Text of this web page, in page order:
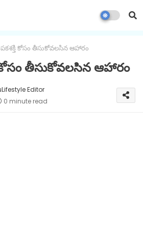
కోసం తీసుకోవలసిన ఆహారం
కోసం తీసుకోవలసిన ఆహారం
Editor
0 minute read